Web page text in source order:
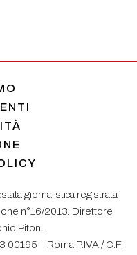
giornalistica registrata
n°16/2013. Direttore
Pitoni.
00195 – Roma P.IVA / C.F.